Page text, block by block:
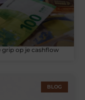
grip op je cashflow
BLOG